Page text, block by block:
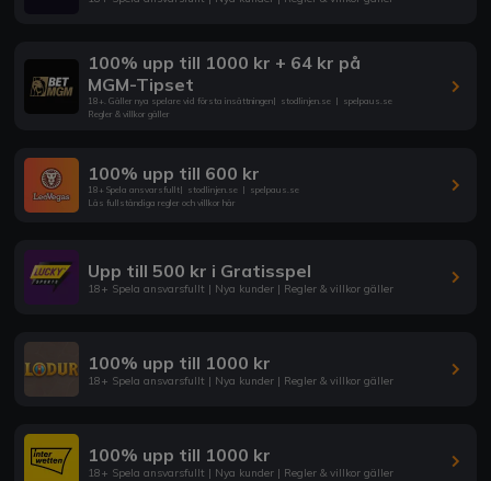
100% upp till 1000 kr + 64 kr på
MGM-Tipset
18+. Gäller nya spelare vid första insättningen| stodlinjen.se | spelpaus.se
Regler & villkor gäller
100% upp till 600 kr
18+ Spela ansvarsfullt| stodlinjen.se | spelpaus.se
Läs fullständiga regler och villkor här
Upp till 500 kr i Gratisspel
18+ Spela ansvarsfullt | Nya kunder | Regler & villkor gäller
100% upp till 1000 kr
18+ Spela ansvarsfullt | Nya kunder | Regler & villkor gäller
100% upp till 1000 kr
18+ Spela ansvarsfullt | Nya kunder | Regler & villkor gäller